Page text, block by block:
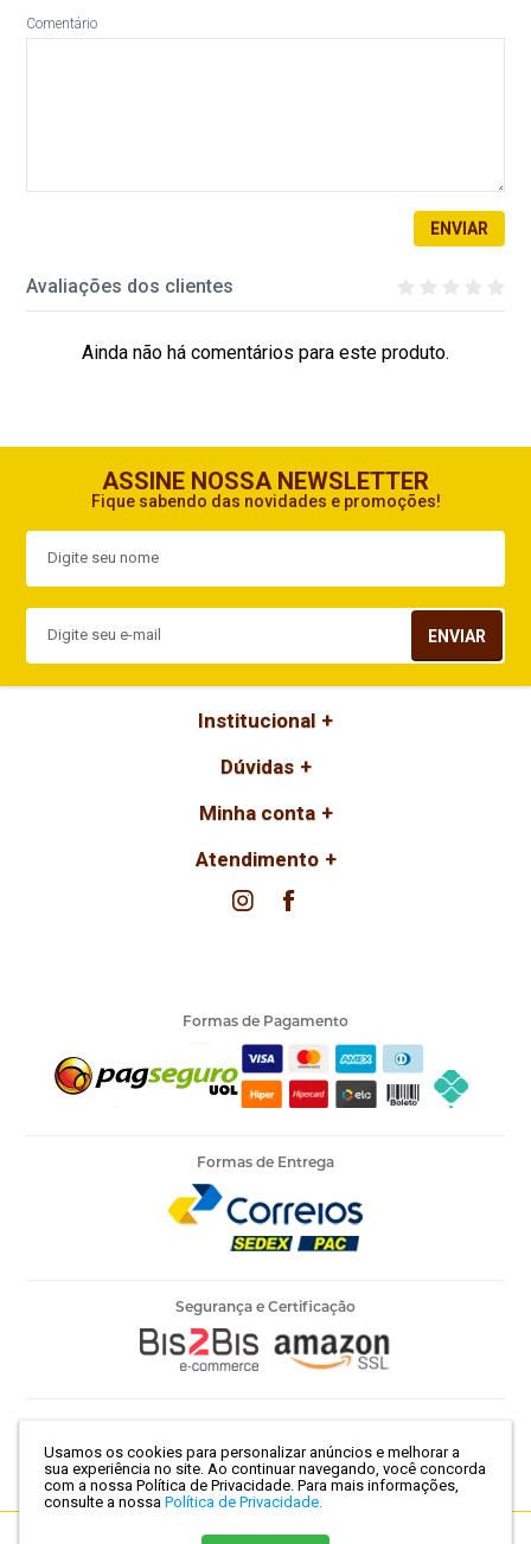
Usamos os cookies para personalizar anúncios e melhorar a
sua experiência no site. Ao continuar navegando, você concorda
com a nossa Política de Privacidade. Para mais informações,
consulte a nossa Política de Privacidade.
Comentário
ENVIAR
Avaliações dos clientes
Ainda não há comentários para este produto.
ASSINE NOSSA NEWSLETTER
Fique sabendo das novidades e promoções!
ENVIAR
Institucional
Dúvidas
Minha conta
Atendimento
Formas de Pagamento
Formas de Entrega
Segurança e Certificação
Março, 786 - Centro | São Paulo-SP | CEP 01021-100